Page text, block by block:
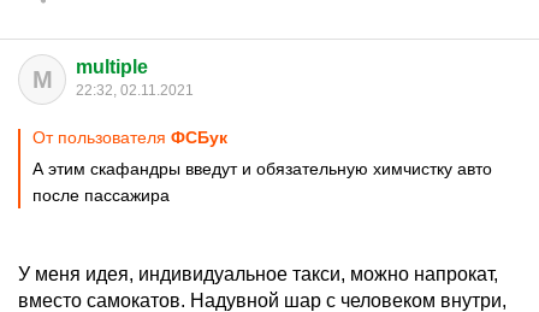
M multiple
22:32, 02.11.2021
От пользователя ФСБук
А этим скафандры введут и обязательную химчистку авто
после пассажира
У меня идея, индивидуальное такси, можно напрокат,
вместо самокатов. Надувной шар с человеком внутри,